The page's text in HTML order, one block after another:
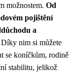
možnostem. Od
pojištění
a
Díky nim si můžete
se koníčkům, rodině
stabilitu, jelikož